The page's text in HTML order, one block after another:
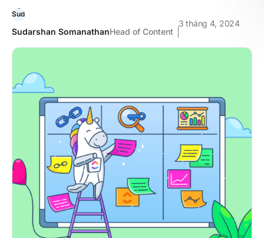
Sudarshan SomanathanHead of Content
3 tháng 4, 2024